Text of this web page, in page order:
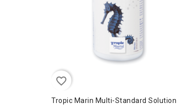
favorite_border
Tropic Marin Multi-Standard Solution